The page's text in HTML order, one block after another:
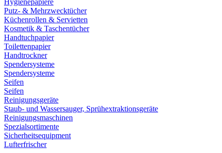
Hygienepapiere
Putz- & Mehrzwecktücher
Küchenrollen & Servietten
Kosmetik & Taschentücher
Handtuchpapier
Toilettenpapier
Handtrockner
Spendersysteme
Spendersysteme
Seifen
Seifen
Reinigungsgeräte
Staub- und Wassersauger, Sprühextraktionsgeräte
Reinigungsmaschinen
Spezialsortimente
Sicherheitsequipment
Lufterfrischer